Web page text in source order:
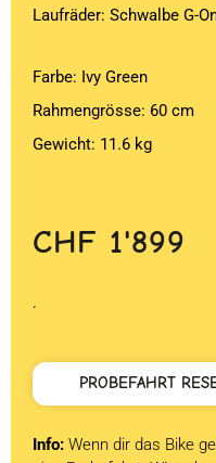
Laufräder: Schwalbe G-
Farbe: Ivy Green
Rahmengrösse: 60 cm
Gewicht: 11.6 kg
CHF 1'899
.
PROBEFAHRT
Info: Wenn dir das Bike